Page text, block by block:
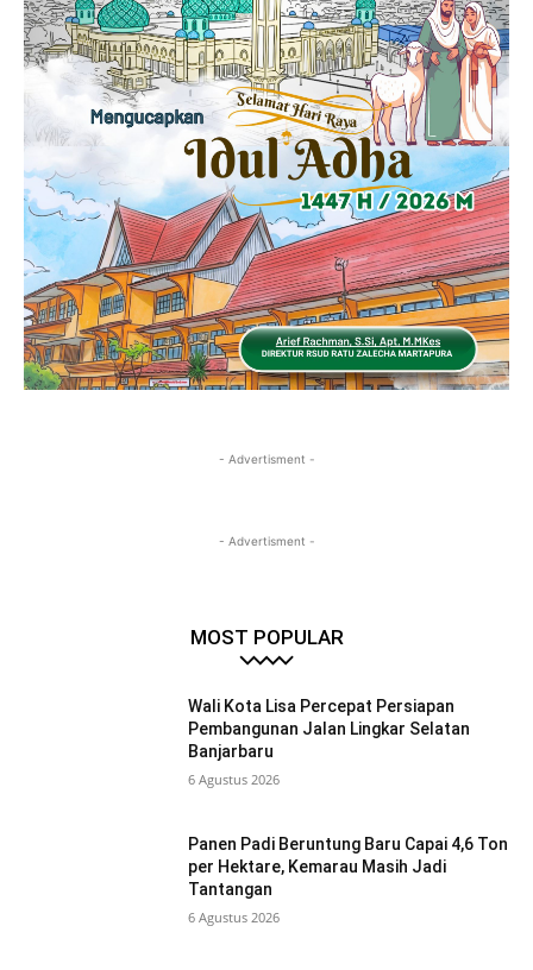
- Advertisment -
- Advertisment -
MOST POPULAR
Wali Kota Lisa Percepat Persiapan
Pembangunan Jalan Lingkar Selatan
Banjarbaru
6 Agustus 2026
Panen Padi Beruntung Baru Capai 4,6 Ton
per Hektare, Kemarau Masih Jadi
Tantangan
6 Agustus 2026